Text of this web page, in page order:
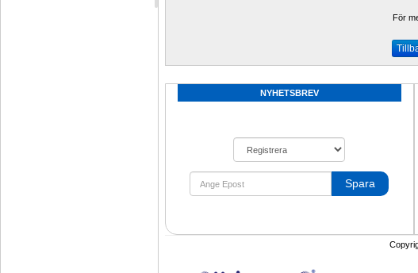
För
NYHETSBREV
Spara